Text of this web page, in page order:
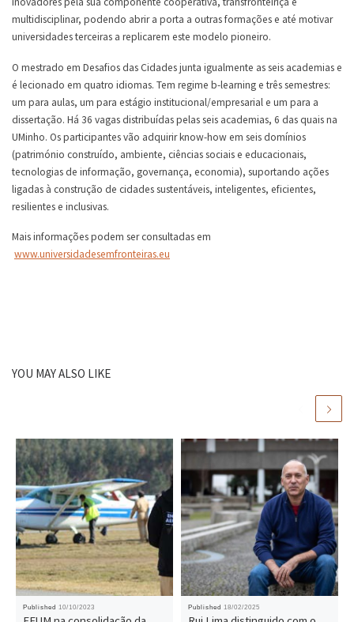
multidisciplinar, podendo abrir a porta a outras formações e até motivar
universidades terceiras a replicarem este modelo pioneiro.
O mestrado em Desafios das Cidades junta igualmente as seis academias e
é lecionado em quatro idiomas. Tem regime b-learning e três semestres:
um para aulas, um para estágio institucional/empresarial e um para a
dissertação. Há 36 vagas distribuídas pelas seis academias, 6 das quais na
UMinho. Os participantes vão adquirir know-how em seis domínios
(património construído, ambiente, ciências sociais e educacionais,
tecnologias de informação, governança, economia), suportando ações
ligadas à construção de cidades sustentáveis, inteligentes, eficientes,
resilientes e inclusivas.
Mais informações podem ser consultadas em
www.universidadesemfronteiras.eu
YOU MAY ALSO LIKE
Published 10/10/2023 Published 18/02/2025